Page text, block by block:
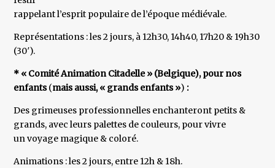
rappelant l’esprit populaire de l’époque médiévale.
Représentations : les 2 jours, à 12h30, 14h40, 17h20 & 19h30
(30′).
* « Comité Animation Citadelle » (Belgique), pour nos
enfants(mais aussi, « grands enfants ») :
Des grimeuses professionnelles enchanteront petits &
grands, avec leurs palettes de couleurs, pour vivre
un voyage magique & coloré.
Animations : les 2 jours, entre 12h & 18h.